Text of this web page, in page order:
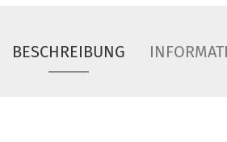
BESCHREIBUNG